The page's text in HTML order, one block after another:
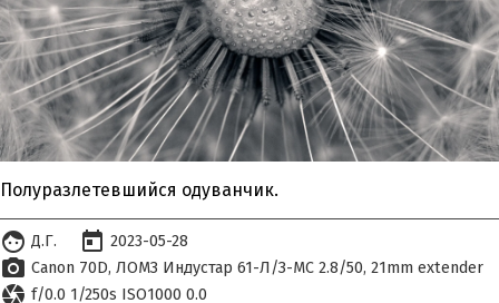
Полуразлетевшийся одуванчик.
face Д.Г. today 2023-05-28
photo_camera Canon 70D ЛОМЗ Индустар 61-Л/З-МС 2.8/50 21mm extender
camera f/0.0 1/250s ISO1000 0.0